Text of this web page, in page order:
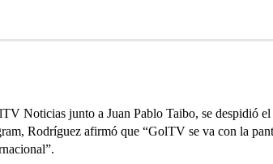
Noticias junto a Juan Pablo Taibo, se despidió
Rodríguez afirmó que “GolTV se va con la